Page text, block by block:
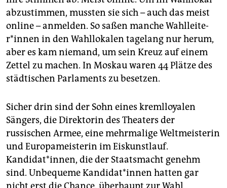
abzustimmen, mussten sie sich – auch das meist
online – anmelden. So saßen manche Wahl­lei­te­
r*in­nen in den Wahllokalen tagelang nur herum,
aber es kam niemand, um sein Kreuz auf einem
Zettel zu machen. In Moskau waren 44 Plätze des
städtischen Parlaments zu besetzen.
Sicher drin sind der Sohn eines kremlloyalen
Sängers, die Direktorin des Theaters der
russischen Armee, eine mehrmalige Weltmeisterin
und Europameisterin im Eiskunstlauf.
Kandidat*innen, die der Staatsmacht genehm
sind. Unbequeme Kan­di­da­t*in­nen hatten gar